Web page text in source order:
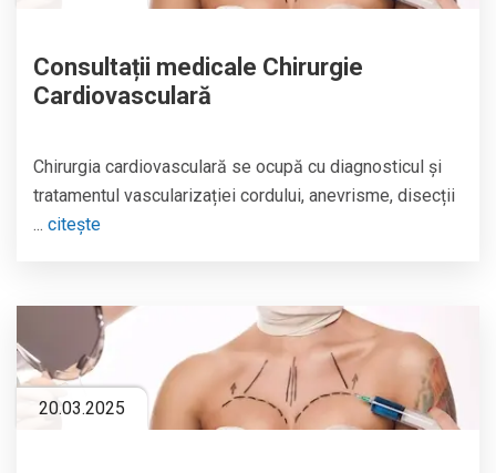
Consultații medicale Chirurgie
Cardiovasculară
Chirurgia cardiovasculară se ocupă cu diagnosticul și
tratamentul vascularizației cordului, anevrisme, disecții
... citește
20.03.2025